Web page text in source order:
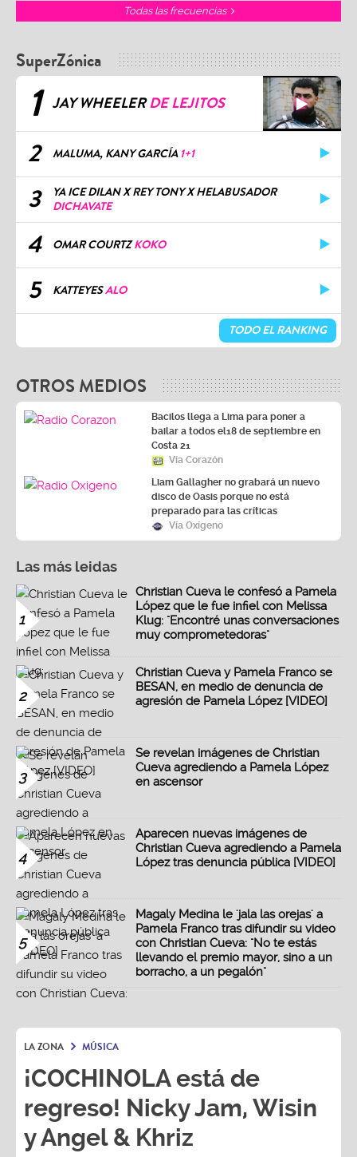
Todas las frecuencias
SuperZónica
1 JAY WHEELERDE LEJITOS
2 MALUMA, KANY GARCÍA 1+1
3
YA ICE DILAN X REY TONY X HELABUSADOR
DICHAVATE
4 OMAR COURTZKOKO
5 KATTEYESALO
TODO EL RANKING
OTROS MEDIOS
Bacilos llega a Lima para poner a
bailar a todos el18 de septiembre en
Costa 21
Vía Corazón
Liam Gallagher no grabará un nuevo
disco de Oasis porque no está
preparado para las críticas
Vía Oxígeno
Las más leidas
1
Christian Cueva le confesó a Pamela
López que le fue infiel con Melissa
Klug: "Encontré unas conversaciones
muy comprometedoras"
2
Christian Cueva y Pamela Franco se
BESAN, en medio de denuncia de
agresión de Pamela López [VIDEO]
3
Se revelan imágenes de Christian
Cueva agrediendo a Pamela López
en ascensor
4
Aparecen nuevas imágenes de
Christian Cueva agrediendo a Pamela
López tras denuncia pública [VIDEO]
5
Magaly Medina le 'jala las orejas' a
Pamela Franco tras difundir su video
con Christian Cueva: "No te estás
llevando el premio mayor, sino a un
borracho, a un pegalón"
LA ZONA MÚSICA
¡COCHINOLA está de
regreso! Nicky Jam, Wisin
y Angel & Khriz